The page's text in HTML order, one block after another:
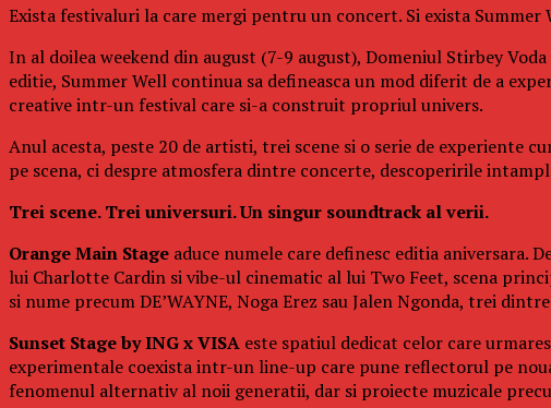
Exista festivaluri la care mergi pentru un concert. Si exista
In al doilea weekend din august (7-9 august), Domeniul Stirbey
editie, Summer Well continua sa defineasca un mod diferit de a
creative intr-un festival care si-a construit propriul univers.
Anul acesta, peste 20 de artisti, trei scene si o serie de
pe scena, ci despre atmosfera dintre concerte, descoperirile
Trei scene. Trei universuri. Un singur soundtrack al verii.
Orange Main Stage aduce numele care definesc editia aniversara.
lui Charlotte Cardin si vibe-ul cinematic al lui Two Feet, scena
si nume precum DE’WAYNE, Noga Erez sau Jalen Ngonda, trei
Sunset Stage by ING x VISA este spatiul dedicat celor care
experimentale coexista intr-un line-up care pune reflectorul pe
fenomenul alternativ al noii generatii, dar si proiecte muzicale